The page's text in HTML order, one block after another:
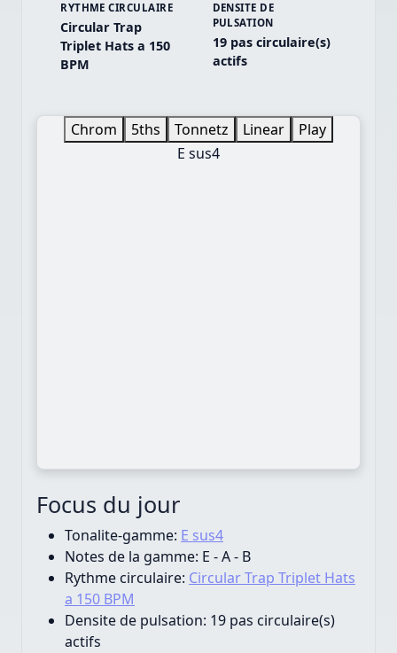
RYTHME CIRCULAIRE
Circular Trap
Triplet Hats a 150
BPM
DENSITE DE
PULSATION
19 pas circulaire(s)
actifs
Chrom 5ths Tonnetz Linear
Play
E sus4
Focus du jour
Tonalite-gamme: E sus4
Notes de la gamme: E - A - B
Rythme circulaire: Circular Trap Triplet Hats
a 150 BPM
Densite de pulsation: 19 pas circulaire(s)
actifs